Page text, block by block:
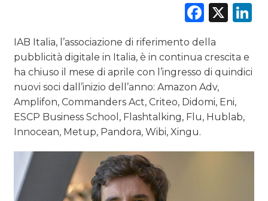
DATI
RICERCHE
PREVISIONI/SCENARI
NORMATIVE
X
IAB Italia, l’associazione di riferimento della
pubblicità digitale in Italia, è in continua crescita e
ha chiuso il mese di aprile con l’ingresso di quindici
nuovi soci dall’inizio dell’anno: Amazon Adv,
Amplifon, Commanders Act, Criteo, Didomi, Eni,
ESCP Business School, Flashtalking, Flu, Hublab,
Innocean, Metup, Pandora, Wibi, Xingu.